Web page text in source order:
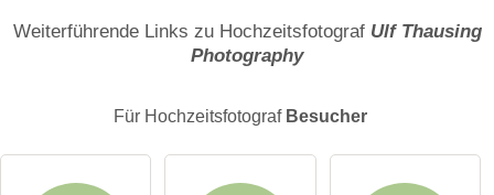
E-Mail-Adresse (wird nicht veröffentlicht)
Weiterführende Links zu Hochzeitsfotograf Ulf Thausing
Photography
Für Hochzeitsfotograf Besucher